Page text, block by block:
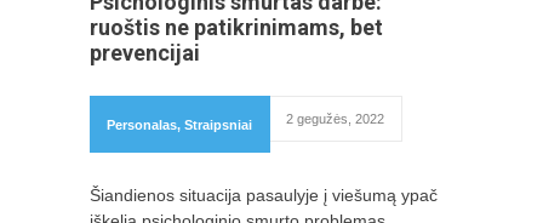
ruoštis ne patikrinimams, bet
prevencijai
Personalas, Straipsniai 2 gegužės, 2022
Šiandienos situacija pasaulyje į viešumą ypač